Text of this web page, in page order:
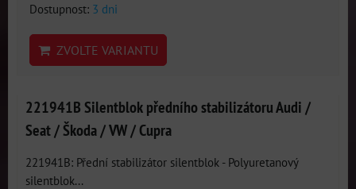
Dostupnost: 3 dni
ZVOLTE VARIANTU
221941B Silentblok předního stabilizátoru Audi /
Seat / Škoda / VW / Cupra
221941B: Přední stabilizátor silentblok - Polyuretanový
silentblok...